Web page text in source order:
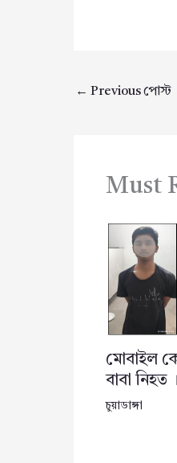
← Previous পোস্ট
Must
মোবাইল
বাবা
চুয়াডাঙ্গা